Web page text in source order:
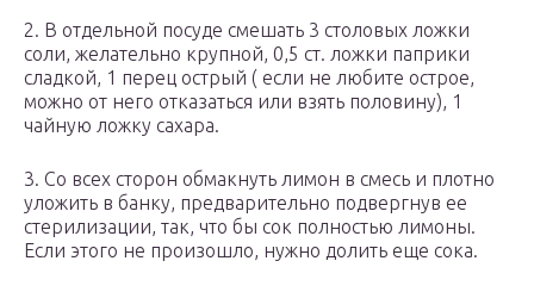
2. В отдельной посуде смешать 3 столовых ложки
соли, желательно крупной, 0,5 ст. ложки паприки
сладкой, 1 перец острый ( если не любите острое,
можно от него отказаться или взять половину), 1
чайную ложку сахара.
3. Со всех сторон обмакнуть лимон в смесь и плотно
уложить в банку, предварительно подвергнув ее
стерилизации, так, что бы сок полностью лимоны.
Если этого не произошло, нужно долить еще сока.